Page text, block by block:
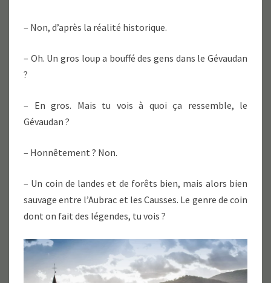
– Non, d’après la réalité historique.
– Oh. Un gros loup a bouffé des gens dans le Gévaudan
?
– En gros. Mais tu vois à quoi ça ressemble, le
Gévaudan ?
– Honnêtement ? Non.
– Un coin de landes et de forêts bien, mais alors bien
sauvage entre l’Aubrac et les Causses. Le genre de coin
dont on fait des légendes, tu vois ?